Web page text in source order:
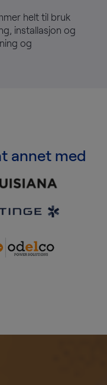
helt til bruk
installasjon og
og
annet med